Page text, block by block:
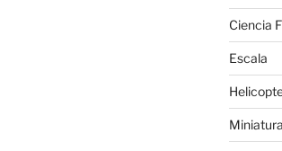
Ciencia
Escala